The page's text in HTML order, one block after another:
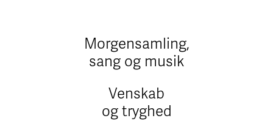
Morgensamling,
sang og musik
Venskab
og tryghed